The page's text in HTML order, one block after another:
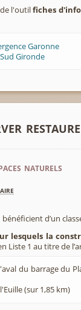
de l'outilfiches
Garonne
Gironde
naturels
bénéficient d’un
lesquels la
Liste 1 au titre de
du barrage du
(sur 1,85 km)